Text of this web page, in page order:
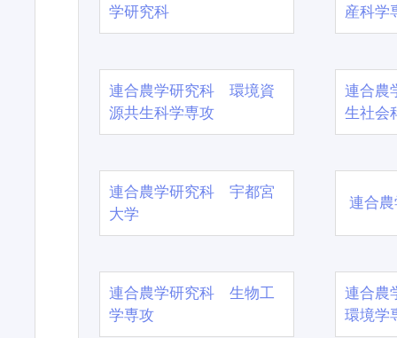
学研究科
産科学
連合農学研究科 環境資
源共生科学専攻
連合農
生社会
連合農学研究科 宇都宮
大学
連合
連合農学研究科 生物工
学専攻
連合農
環境学